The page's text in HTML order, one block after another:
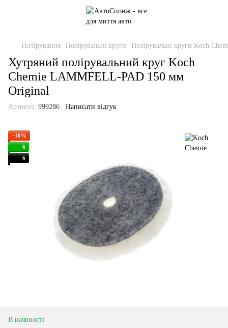
Полірування Полірувальні круги Полірувальні круги Koch
Хутряний полірувальний круг Koch
Chemie LAMMFELL-PAD 150 мм
Original
Артикул: 999286 Написати відгук
−10%
6
6
В наявності